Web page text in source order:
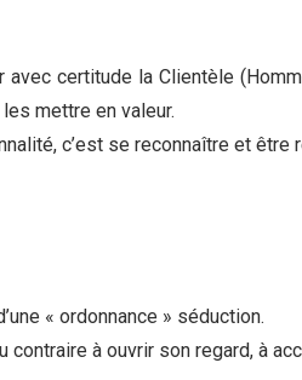
certitude la Clientèle
mettre en valeur.
c’est se reconnaître et être
« ordonnance » séduction.
contraire à ouvrir son regard, à